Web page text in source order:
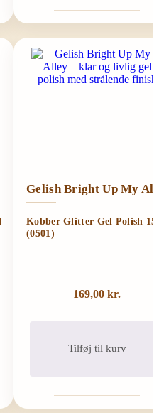
Gelish Bright Up My
Kobber Glitter Gel Polish
(0501)
169,00 kr.
Tilføj til kurv